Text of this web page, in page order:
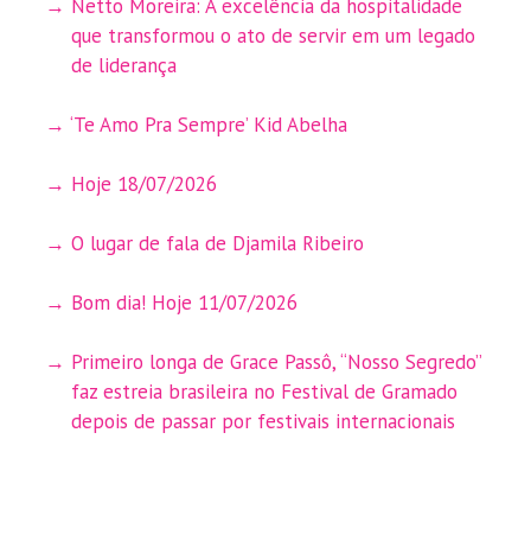
Netto Moreira: A excelência da hospitalidade
que transformou o ato de servir em um legado
de liderança
‘Te Amo Pra Sempre’ Kid Abelha
Hoje 18/07/2026
O lugar de fala de Djamila Ribeiro
Bom dia! Hoje 11/07/2026
Primeiro longa de Grace Passô, “Nosso Segredo”
faz estreia brasileira no Festival de Gramado
depois de passar por festivais internacionais